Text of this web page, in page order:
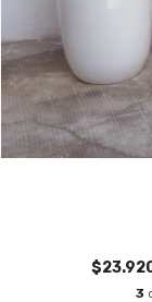
3